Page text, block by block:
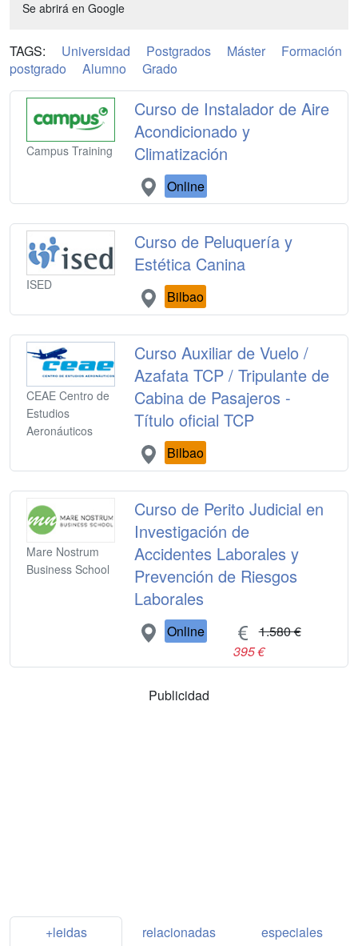
Se abrirá en Google
TAGS: Universidad Postgrados Máster
Formación
postgrado
Alumno Grado
Campus Training
Curso de Instalador de Aire
Acondicionado y
Climatización
Online
ISED
Curso de Peluquería y
Estética Canina
Bilbao
CEAE Centro de
Estudios
Aeronáuticos
Curso Auxiliar de Vuelo /
Azafata TCP / Tripulante de
Cabina de Pasajeros -
Título oficial TCP
Bilbao
Mare Nostrum
Business School
Curso de Perito Judicial en
Investigación de
Accidentes Laborales y
Prevención de Riesgos
Laborales
Online
1.580 €
395 €
Publicidad
+leidas relacionadas
especiales